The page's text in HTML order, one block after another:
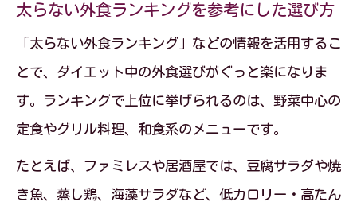
太らない外食ランキングを参考にした選び方
「太らない外食ランキング」などの情報を活用するこ
とで、ダイエット中の外食選びがぐっと楽になりま
す。ランキングで上位に挙げられるのは、野菜中心の
定食やグリル料理、和食系のメニューです。
たとえば、ファミレスや居酒屋では、豆腐サラダや焼
き魚、蒸し鶏、海藻サラダなど、低カロリー・高たん